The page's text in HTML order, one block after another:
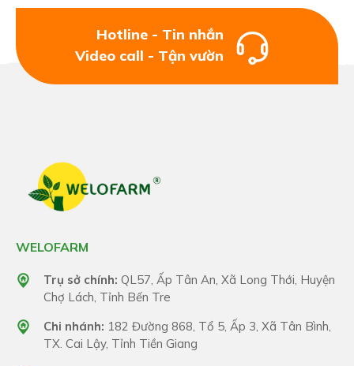
Hotline - Tin nhắn
Video call - Tận vườn
WELOFARM
Trụ sở chính: QL57, Ấp Tân An, Xã Long Thới, Huyện
Chợ Lách, Tỉnh Bến Tre
Chi nhánh: 182 Đường 868, Tổ 5, Ấp 3, Xã Tân Bình,
TX. Cai Lậy, Tỉnh Tiền Giang